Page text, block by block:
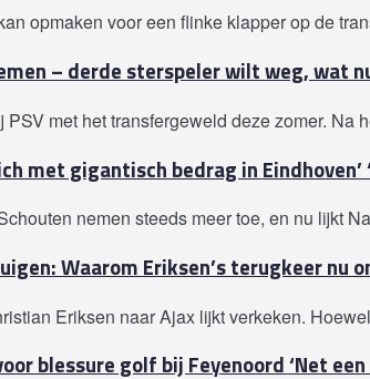
opmaken voor een flinke klapper op de
– derde sterspeler wilt weg, wat
met het transfergeweld deze zomer. Na
met gigantisch bedrag in Eindhoven’
nemen steeds meer toe, en nu lijkt
Waarom Eriksen’s terugkeer nu
Eriksen naar Ajax lijkt verkeken.
blessure golf bij Feyenoord ‘Net